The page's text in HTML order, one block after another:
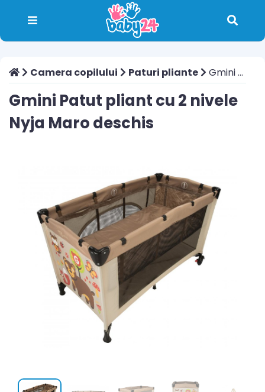
Camera copilului Paturi pliante Gmini Patut pliant cu 2 nivele Nyja Maro deschis
Gmini Patut pliant cu 2 nivele
Nyja Maro deschis